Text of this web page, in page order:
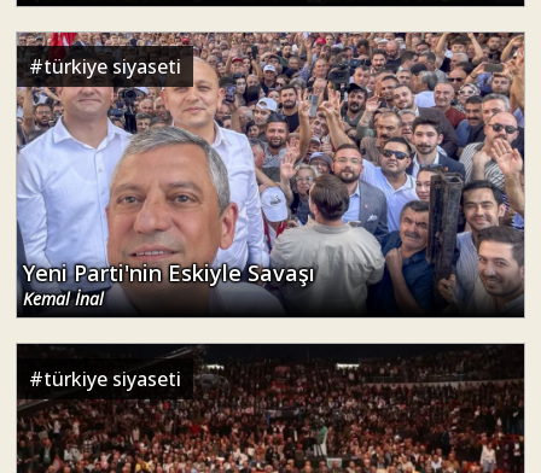
#türkiye siyaseti
Yeni Parti'nin Eskiyle Savaşı
Kemal İnal
#türkiye siyaseti